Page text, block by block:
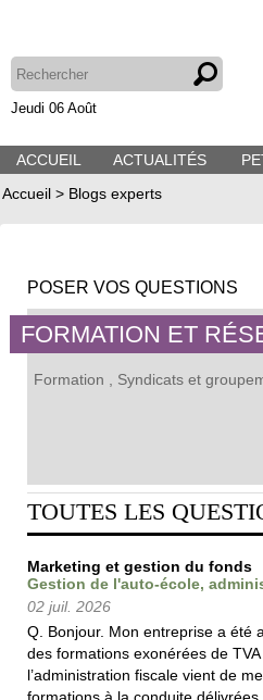
Jeudi 06 Août
ACCUEIL ACTUALITÉS
Accueil > Blogs experts
POSER VOS QUESTIONS
FORMATION ET
Formation Syndicats et
TOUTES LES
Marketing et gestion du fonds
Gestion de l'auto-école,
02 juil. 2026
Q. Bonjour. Mon entreprise a été
des formations exonérées de
l’administration fiscale vient de